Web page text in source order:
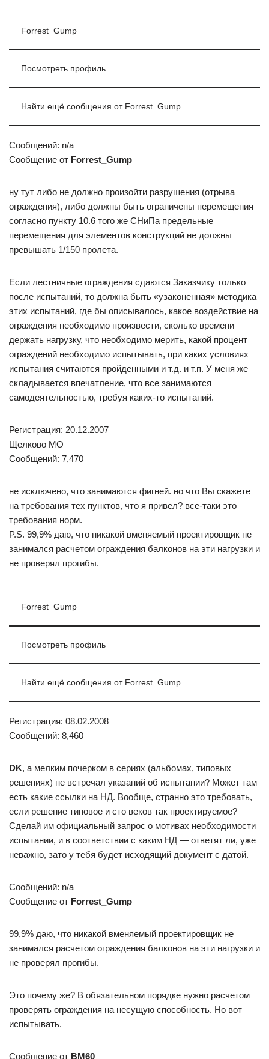
Forrest_Gump
Посмотреть профиль
Найти ещё сообщения от Forrest_Gump
Сообщений: n/a
Сообщение от Forrest_Gump
ну тут либо не должно произойти разрушения (отрыва
ограждения), либо должны быть ограничены перемещения
согласно пункту 10.6 того же СНиПа предельные
перемещения для элементов конструкций не должны
превышать 1/150 пролета.
Если лестничные ограждения сдаются Заказчику только
после испытаний, то должна быть «узаконенная» методика
этих испытаний, где бы описывалось, какое воздействие на
ограждения необходимо произвести, сколько времени
держать нагрузку, что необходимо мерить, какой процент
ограждений необходимо испытывать, при каких условиях
испытания считаются пройденными и т.д. и т.п. У меня же
складывается впечатление, что все занимаются
самодеятельностью, требуя каких-то испытаний.
Регистрация: 20.12.2007
Щелково МО
Сообщений: 7,470
не исключено, что занимаются фигней. но что Вы скажете
на требования тех пунктов, что я привел? все-таки это
требования норм.
P.S. 99,9% даю, что никакой вменяемый проектировщик не
занимался расчетом ограждения балконов на эти нагрузки и
не проверял прогибы.
Forrest_Gump
Посмотреть профиль
Найти ещё сообщения от Forrest_Gump
Регистрация: 08.02.2008
Сообщений: 8,460
DK, а мелким почерком в сериях (альбомах, типовых
решениях) не встречал указаний об испытании? Может там
есть какие ссылки на НД. Вообще, странно это требовать,
если решение типовое и сто веков так проектируемое?
Сделай им официальный запрос о мотивах необходимости
испытании, и в соответствии с каким НД — ответят ли, уже
неважно, зато у тебя будет исходящий документ с датой.
Сообщений: n/a
Сообщение от Forrest_Gump
99,9% даю, что никакой вменяемый проектировщик не
занимался расчетом ограждения балконов на эти нагрузки и
не проверял прогибы.
Это почему же? В обязательном порядке нужно расчетом
проверять ограждения на несущую способность. Но вот
испытывать.
Сообщение от BM60